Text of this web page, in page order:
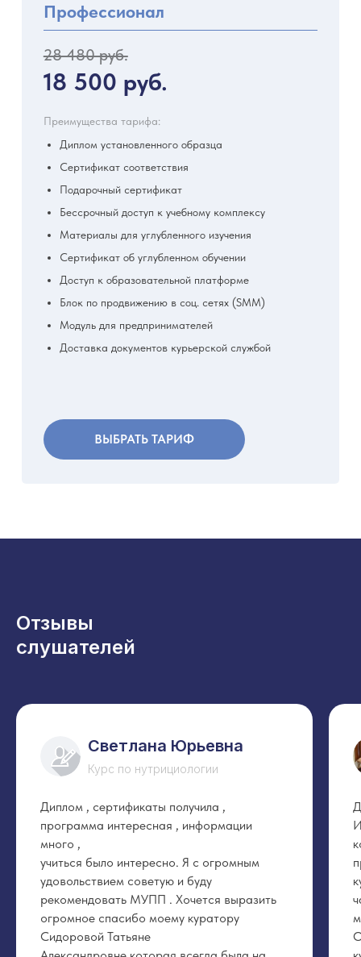
ВЫБРАТЬ ТАРИФ
18 500 руб.
Преимущества тарифа:
28 480 руб.
Диплом установленного образца
Сертификат соответствия
Подарочный сертификат
Бессрочный доступ к учебному комплексу
Материалы для углубленного изучения
Сертификат об углубленном обучении
Доступ к образовательной платформе
Блок по продвижению в соц. сетях (SMM)
Модуль для предпринимателей
Доставка документов курьерской службой
Профессионал
Отзывы
слушателей
Светлана Юрьевна
Курс по нутрициологии
Диплом , сертификаты получила ,
программа интересная , информации
много ,
учиться было интересно. Я с огромным
удовольствием советую и буду
рекомендовать МУПП . Хочется выразить
огромное спасибо моему куратору
Сидоровой Татьяне